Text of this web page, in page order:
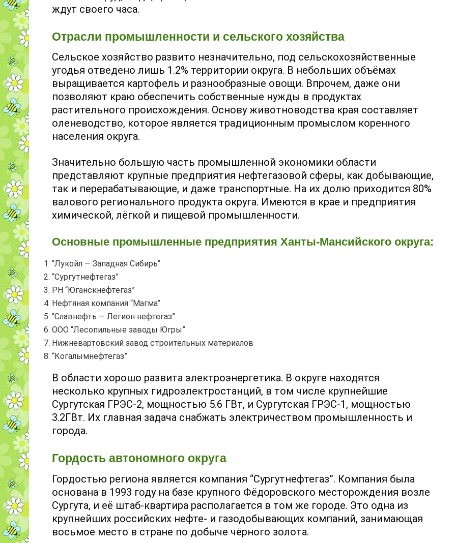
ждут своего часа.
Отрасли промышленности и сельского хозяйства
Сельское хозяйство развито незначительно, под сельскохозяйственные
угодья отведено лишь 1.2% территории округа. В небольших объёмах
выращивается картофель и разнообразные овощи. Впрочем, даже они
позволяют краю обеспечить собственные нужды в продуктах
растительного происхождения. Основу животноводства края составляет
оленеводство, которое является традиционным промыслом коренного
населения округа.
Значительно большую часть промышленной экономики области
представляют крупные предприятия нефтегазовой сферы, как добывающие,
так и перерабатывающие, и даже транспортные. На их долю приходится 80%
валового регионального продукта округа. Имеются в крае и предприятия
химической, лёгкой и пищевой промышленности.
Основные промышленные предприятия Ханты-Мансийского округа:
“Лукойл — Западная Сибирь”
“Сургутнефтегаз”
РН “Юганскнефтегаз”
Нефтяная компания “Магма”
“Славнефть — Легион нефтегаз”
ООО “Лесопильные заводы Югры”
Нижневартовский завод строительных материалов
“Когалымнефтегаз”
В области хорошо развита электроэнергетика. В округе находятся
несколько крупных гидроэлектростанций, в том числе крупнейшие
Сургутская ГРЭС-2, мощностью 5.6 ГВт, и Сургутская ГРЭС-1, мощностью
3.2ГВт. Их главная задача снабжать электричеством промышленность и
города.
Гордость автономного округа
Гордостью региона является компания “Сургутнефтегаз”. Компания была
основана в 1993 году на базе крупного Фёдоровского месторождения возле
Сургута, и её штаб-квартира располагается в том же городе. Это одна из
крупнейших российских нефте- и газодобывающих компаний, занимающая
восьмое место в стране по добыче чёрного золота.